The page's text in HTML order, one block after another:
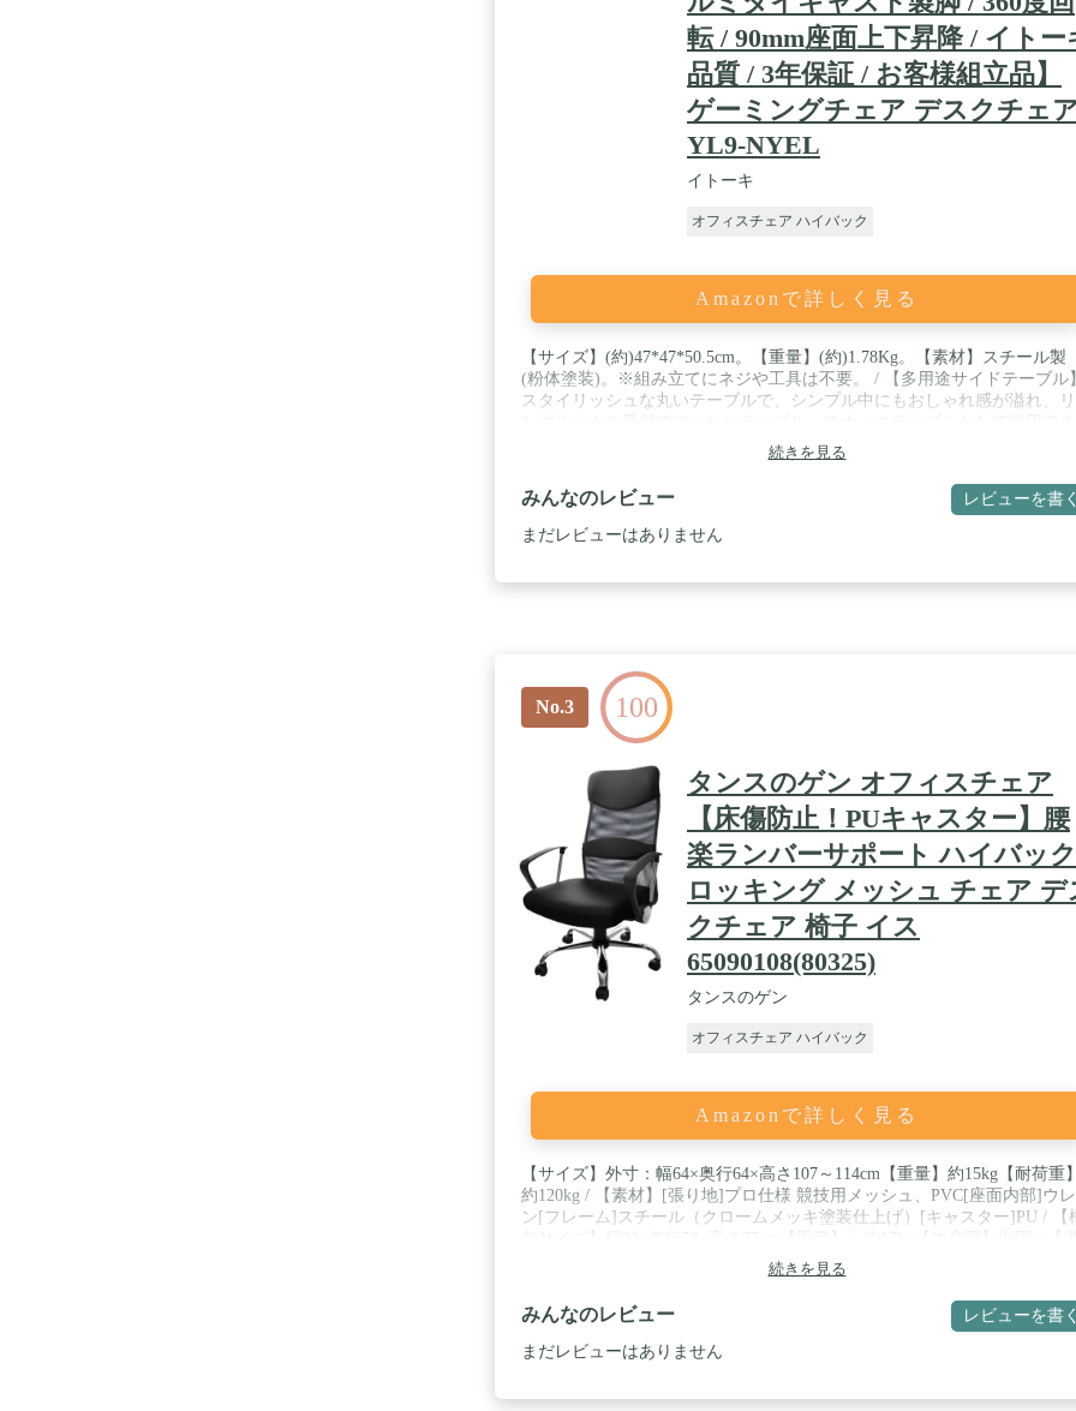
転 / 90mm座面上下昇降 / イトー
品質 / 3年保証 / お客様組立品】
ゲーミングチェア デスクチェ
YL9-NYEL
イトーキ
オフィスチェア ハイバック
Amazonで詳しく見る
【サイズ】(約)47*47*50.5cm。【重量】(約)1.78Kg。【素材】スチール製
(粉体塗装)。※組み立てにネジや工具は不要。 / 【多用途サイドテーブル】
スタイリッシュな丸いテーブルで、シンプル中にもおしゃれ感が溢れ、
す。植木鉢スタンドとして、観葉植物などの植木鉢を玄関などに設置する
けで、清新な雰囲気を演出することが可能です。 / 【折りたたみ式】取り
し可能なトレイ天板と折りたたみ可能なスタンド式で、収納が可能です。
【お手入れ簡単】天板は水や汚れに強い塗装を施しており、汚れ、飲み
どをこぼしてもサッと拭くだけできれいに拭き取れます。 / 【優れた安定
続きを見る
みんなのレビュー レビューを書く
まだレビューはありません
No.3 100
タンスのゲン オフィスチェア
【床傷防止！PUキャスター】腰
楽ランバーサポート ハイバック
ロッキング メッシュ チェア デ
クチェア 椅子 イス
65090108(80325)
タンスのゲン
オフィスチェア ハイバック
Amazonで詳しく見る
【サイズ】外寸：幅64×奥行64×高さ107～114cm【重量】約15kg【耐荷重】
約120kg / 【素材】[張り地]プロ仕様 競技用メッシュ、PVC[座面内部]ウ
ン[フレーム]スチール（クロームメッキ塗装仕上げ）[キャスター]PU / 【
考】組立品 ※キャスターの差し込み部分の規格は長さ22mm、直径11mmで
す。市販のキャスターにお取替えの際はご参考ください。※ 2022年7月26
よりキャスターの素材が【ナイロン】から【PU】に変更しました。※
年10月18日より可動式アームタイプが選べるようになりました。 / 【スタ
フのおすすめポイント！】 ・アームレストは固定/可動から選べる2タイ
続きを見る
みんなのレビュー レビューを書く
まだレビューはありません